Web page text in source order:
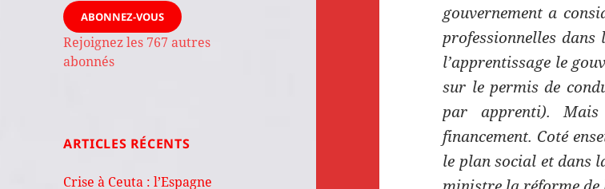
ABONNEZ-VOUS
Rejoignez les 767 autres
abonnés
ARTICLES RÉCENTS
Crise à Ceuta : l’Espagne
gouvernement a
professionnelles dans
l’apprentissage le
sur le permis de
par apprenti).
financement. Coté
le plan social et dans